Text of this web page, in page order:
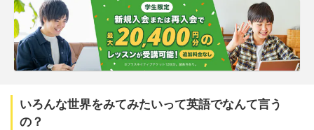
いろんな世界をみてみたいって英語でなんて言う
の？